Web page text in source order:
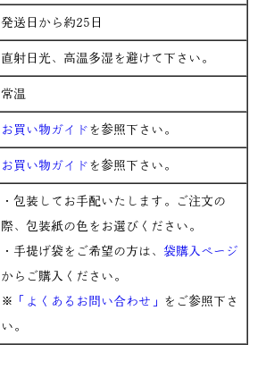
発送日から約25日
直射日光、高温多湿を避けて下さい。
常温
お買い物ガイド を参照下さい。
お買い物ガイド を参照下さい。
・包装してお手配いたします。ご注文の
際、包装紙の色をお選びください。
・手提げ袋をご希望の方は、 袋購入ページ
からご購入ください。
※
「よくあるお問い合わせ」
をご参照下さ
い。